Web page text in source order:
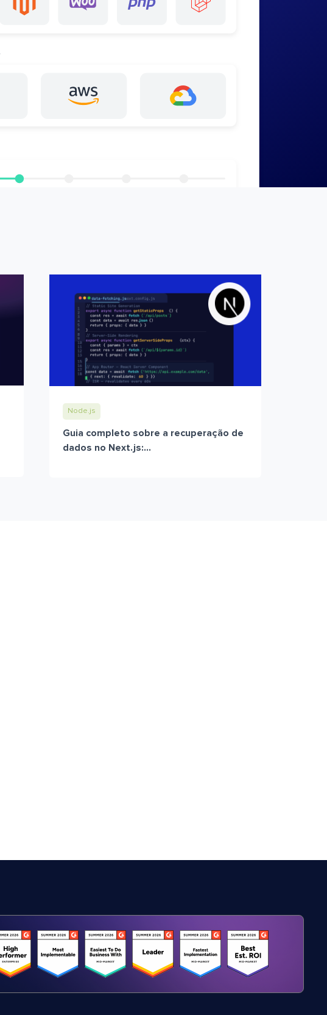
Node.js
Guia completo sobre a recuperação de
dados no Next.js:...